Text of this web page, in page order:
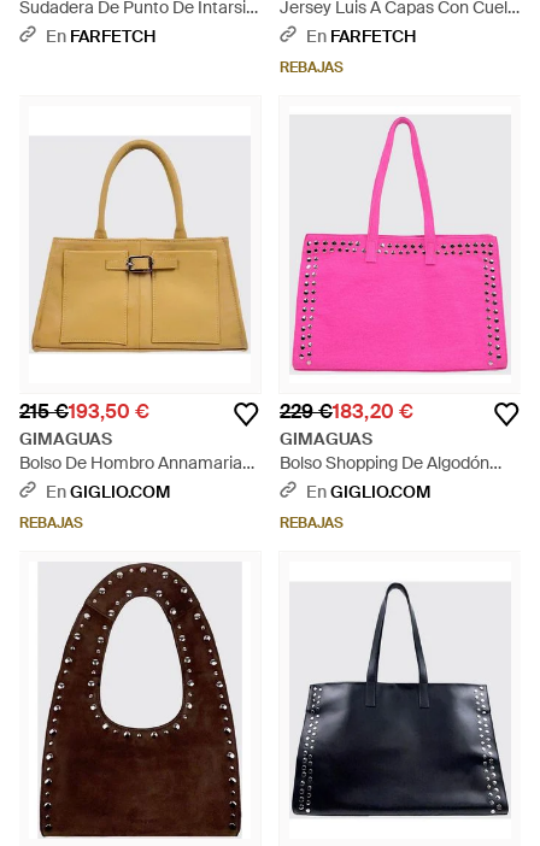
Sudadera De Punto De Intarsia
Con Capucha Y Cremallera -
En FARFETCH
Jersey Luis A Capas Con Cuello
En V - Blanco
En FARFETCH
REBAJAS
215 €193,50 €
GIMAGUAS
Bolso De Hombro Annamaria
De Piel De Ante Con Doble Asa
EnGIGLIO.COM
REBAJAS
229 €183,20 €
GIMAGUAS
Bolso Shopping De Algodón
Bordado Con Tachuelas Y
EnGIGLIO.COM
REBAJAS